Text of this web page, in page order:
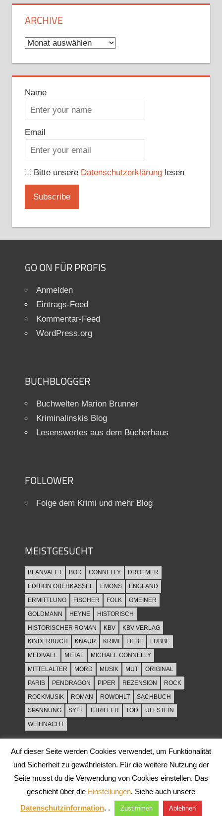
ARCHIVE
Archive
Name
Email
Bitte unsere Datenschutzerklärunglesen
GO ON FÜR PROFIS
Anmelden
Eintrags-Feed
Kommentar-Feed
WordPress.org
BUCHBLOGGER
Buchwelten Marion Brunner
Kriminalinskis Blog
Lesenswertes aus dem Bücherhaus
FOLLOWER
Folge dem Krimi und mehr Blog
MEISTGESUCHT
BLANVALET BOD CONNELLY
DROEMER
EDITION OBERKASSEL
EMONS
ENGLAND
ERMITTLUNG
FISCHER FOLK
GMEINER
GOLDMANN
HEYNE
HISTORISCH
HISTORISCHER ROMAN
KBV
KBV VERLAG
KINDERBUCH
KNAUR KRIMI LIEBE
LÜBBE
MEDIVAEL
METAL
MICHAEL CONNELLY
MITTELALTER
MORD MUSIK MUT
ORIGINAL
PARIS
PENDRAGON PIPER REZENSION
ROCK
ROCKMUSIK
ROMAN ROWOHLT
SACHBUCH
SPANNUNG
SYLT THRILLER TOD
ULLSTEIN
WEIHNACHT
WordPress-Theme: Tortuga von ThemeZee.
Auf dieser Seite werden Cookies verwendet, um Funktionalität
und Sicherheit zu gewährleisten. Für die weitere Nutzung der
Seite musst du die Verwendung von Cookies einstellen. Das
geschieht über die Einstellungen. Siehe auch unsere
Datenschutzinformation. . Zustimmen Ablehnen